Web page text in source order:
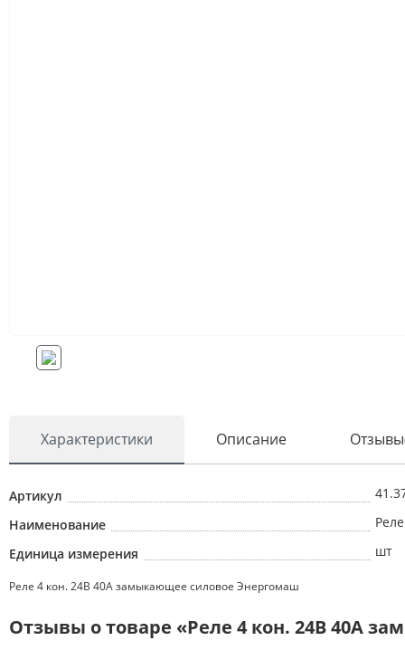
Характеристики Описание
Артикул
Наименование
Единица измерения
шт
Реле 4 кон. 24В 40А замыкающее силовое Энергомаш
Отзывы о товаре «Реле 4 кон. 24В 40А